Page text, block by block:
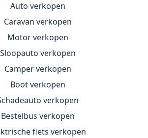
Auto verkopen
Caravan verkopen
Motor verkopen
Sloopauto verkopen
Camper verkopen
Boot verkopen
verkopen
Bestelbus verkopen
fiets verkopen